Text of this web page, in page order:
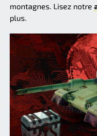
montagnes. Lisez notre
plus.